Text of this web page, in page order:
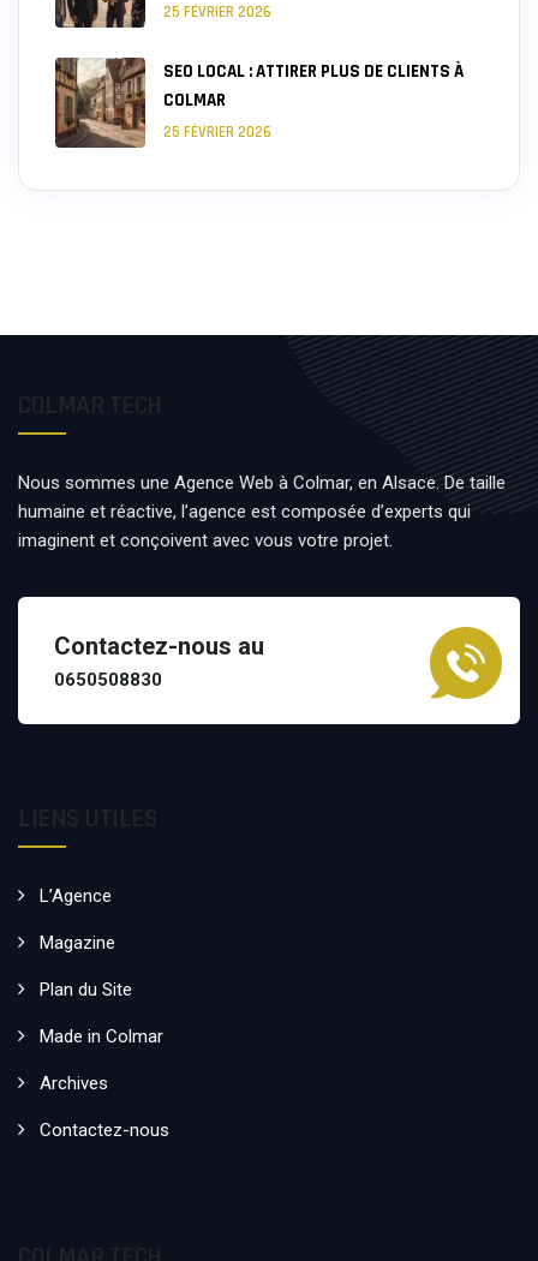
25 FÉVRIER 2026
SEO LOCAL : ATTIRER PLUS DE CLIENTS À
COLMAR
25 FÉVRIER 2026
Nous sommes une Agence Web à Colmar, en Alsace. De taille
humaine et réactive, l’agence est composée d’experts qui
imaginent et conçoivent avec vous votre projet.
Contactez-nous au
0650508830
L’Agence
Magazine
Plan du Site
Made in Colmar
Archives
Contactez-nous